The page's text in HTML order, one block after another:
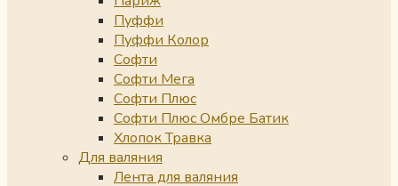
Пуффи
Пуффи Колор
Софти
Софти Мега
Софти Плюс
Софти Плюс Омбре Батик
Хлопок Травка
Для валяния
Лента для валяния